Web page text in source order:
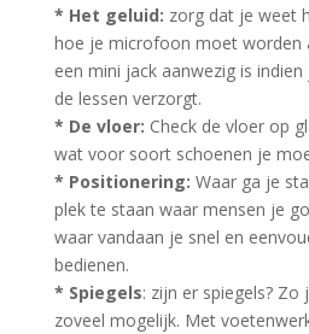
* Het geluid: zorg dat je weet
hoe je microfoon moet worden
een mini jack aanwezig is
de lessen verzorgt.
* De vloer: Check de vloer op
wat voor soort schoenen je
* Positionering: Waar ga je
plek te staan waar mensen je
waar vandaan je snel en
bedienen.
* Spiegels: zijn er spiegels? Zo
zoveel mogelijk. Met